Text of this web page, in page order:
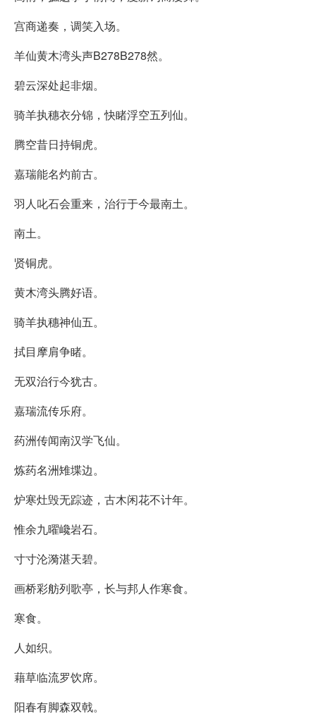
宫商递奏，调笑入场。
羊仙黄木湾头声B278B278然。
碧云深处起非烟。
骑羊执穗衣分锦，快睹浮空五列仙。
腾空昔日持铜虎。
嘉瑞能名灼前古。
羽人叱石会重来，治行于今最南土。
南土。
贤铜虎。
黄木湾头腾好语。
骑羊执穗神仙五。
拭目摩肩争睹。
无双治行今犹古。
嘉瑞流传乐府。
药洲传闻南汉学飞仙。
炼药名洲雉堞边。
炉寒灶毁无踪迹，古木闲花不计年。
惟余九曜巉岩石。
寸寸沦漪湛天碧。
画桥彩舫列歌亭，长与邦人作寒食。
寒食。
人如织。
藉草临流罗饮席。
阳春有脚森双戟。